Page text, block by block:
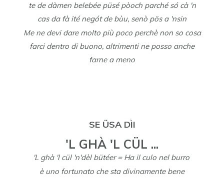
te de dàmen belebée püsé pòoch parché só cà 'n
cas da fà ité negót de bùu, senò pös a 'nsin
Me ne devi dare molto più poco perchè non so cosa
farci dentro di buono, altrimenti ne posso anche
farne a meno
SE ÜSA DÌI
'L GHÀ 'L CÜL ...
'L ghà 'l cül 'n'dèl bütéer= Ha il culo nel burro
è uno fortunato che sta divinamente bene